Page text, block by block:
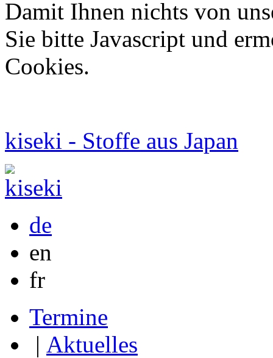
Damit Ihnen nichts von
Sie bitte Javascript und
Cookies.
kiseki - Stoffe aus Japan
de
en
fr
Termine
| Aktuelles